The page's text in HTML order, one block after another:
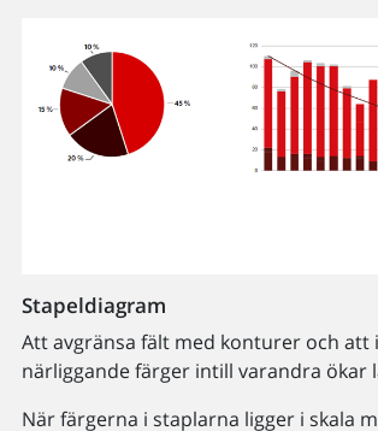
Stapeldiagram
Att avgränsa fält med konturer och att
närliggande färger intill varandra ökar
När färgerna i staplarna ligger i skala